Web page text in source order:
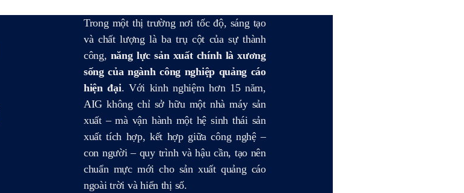
Trong một thị trường nơi tốc độ, sáng tạo
và chất lượng là ba trụ cột của sự thành
công, năng lực sản xuất chính là xương
sống của ngành công nghiệp quảng cáo
hiện đại. Với kinh nghiệm hơn 15 năm,
AIG không chỉ sở hữu một nhà máy sản
xuất – mà vận hành một hệ sinh thái sản
xuất tích hợp, kết hợp giữa công nghệ –
con người – quy trình và hậu cần, tạo nên
chuẩn mực mới cho sản xuất quảng cáo
ngoài trời và hiển thị số.